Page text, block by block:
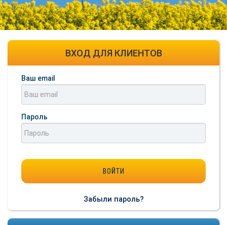
ВХОД ДЛЯ КЛИЕНТОВ
Ваш email
Пароль
Забыли пароль?